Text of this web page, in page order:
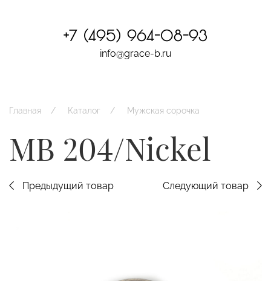
+7 (495) 964-08-93
info@grace-b.ru
Главная Каталог Мужская сорочка
MB 204/Nickel
Предыдущий товар Следующий товар